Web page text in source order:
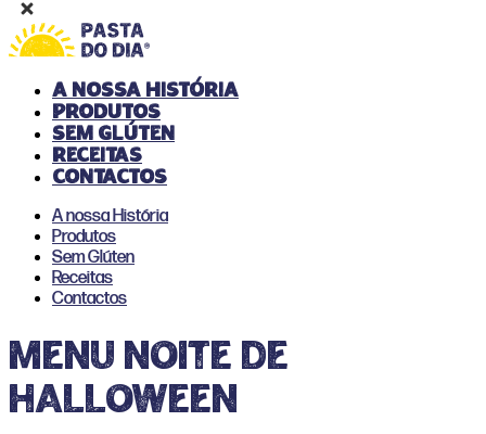
A nossa História
Produtos
Sem Glúten
Receitas
Contactos
A nossa História
Produtos
Sem Glúten
Receitas
Contactos
MENU NOITE DE
HALLOWEEN